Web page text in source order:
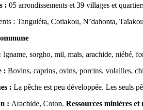
: 05 arrondissements et 39 villages et
: Tanguiéta, Cotiakou, N’dahonta,
Igname, sorgho, mil, maïs, arachide, niébé,
: Bovins, caprins, ovins, porcins, volailles,
: La pêche est peu développée. Les seuls
: Arachide, Coton. Ressources minières et